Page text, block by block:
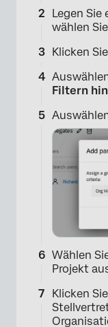
Legen Sie
wählen
Klicken
Filtern
Wählen
Projekt
Klicken